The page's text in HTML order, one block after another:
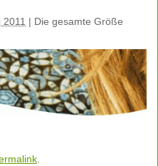
2011 | Die gesamte Größe